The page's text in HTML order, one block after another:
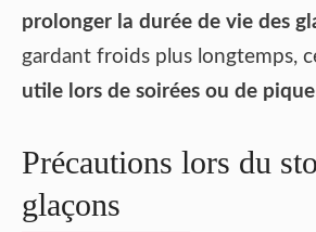
prolonger la durée de vie des
gardant froids plus longtemps,
utile lors de soirées ou de
Précautions lors du
glaçons